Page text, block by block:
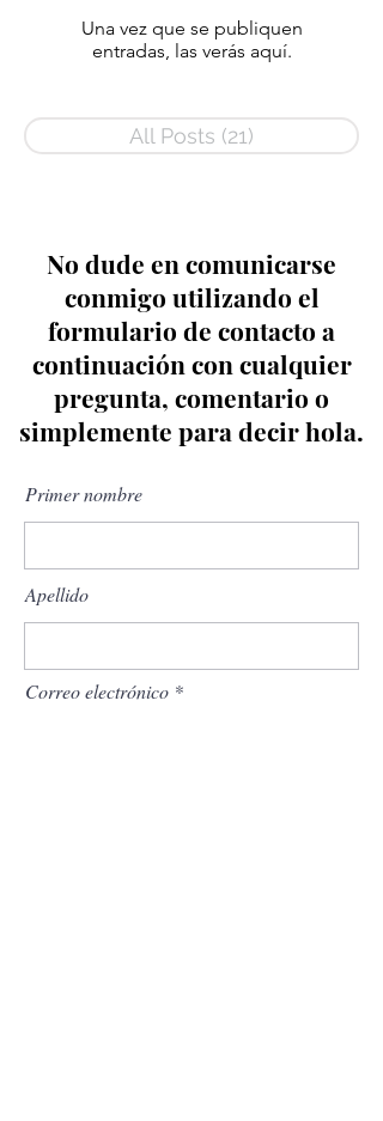
Una vez que se publiquen
entradas, las verás aquí.
All Posts (21) 21 entradas
No dude en comunicarse
conmigo utilizando el
formulario de contacto a
continuación con cualquier
pregunta, comentario o
simplemente para decir hola.
Primer nombre
Apellido
Correo electrónico